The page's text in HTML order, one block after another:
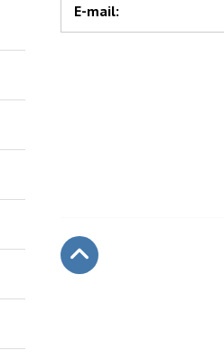
E-mail: